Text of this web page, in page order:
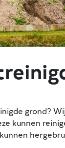
grond?
kunnen